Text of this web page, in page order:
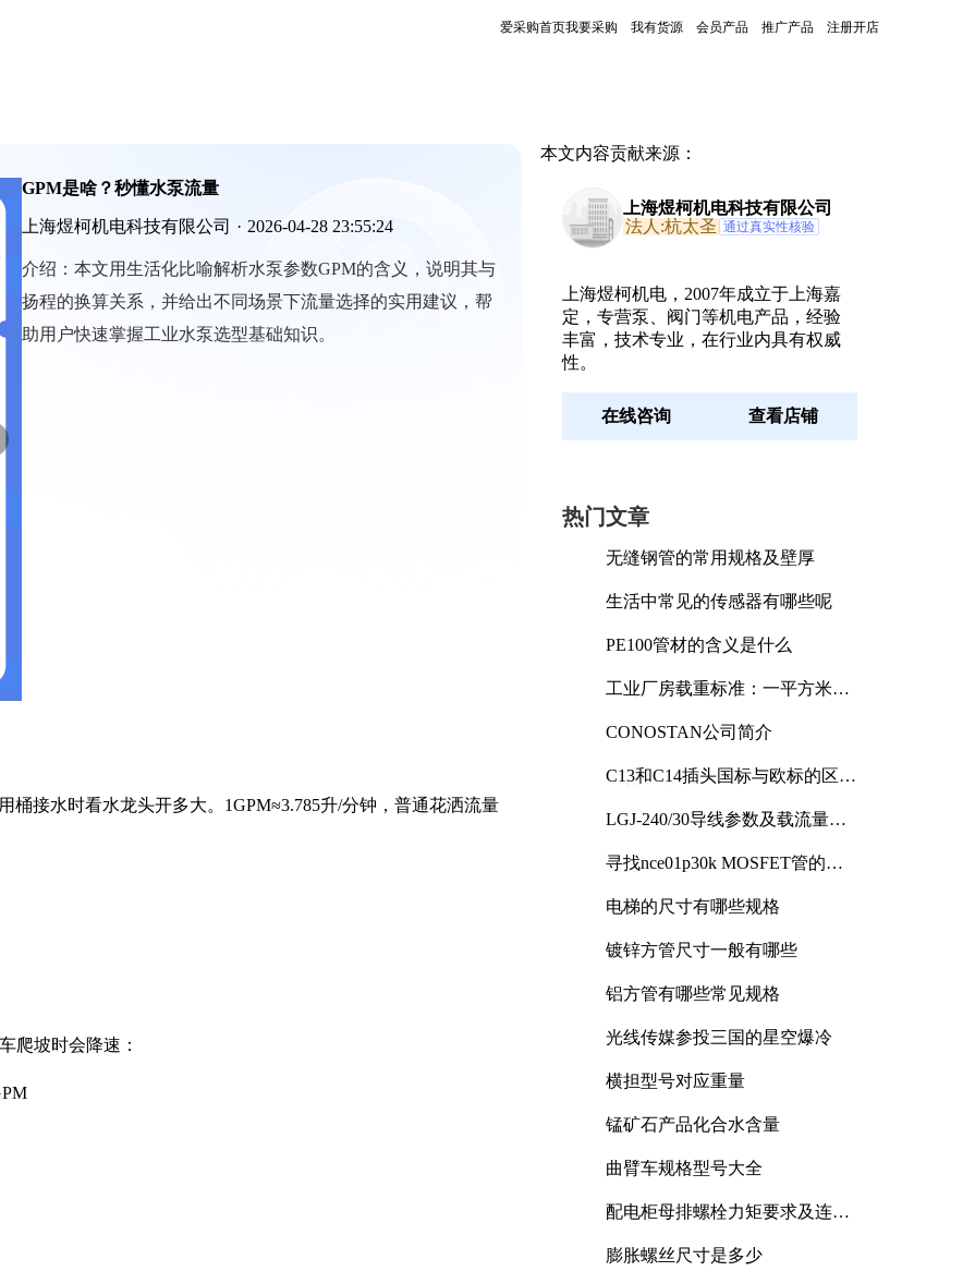
爱采购首页我要采购 我有货源 会员产品 推广产品 注册开店
GPM是啥？秒懂水泵流量
上海煜柯机电科技有限公司 · 2026-04-28 23:55:24
介绍： 本文用生活化比喻解析水泵参数GPM的含义，说明其与
扬程的换算关系，并给出不同场景下流量选择的实用建议，帮
助用户快速掌握工业水泵选型基础知识。
桶接水时看水龙头开多大。1GPM≈3.785升/分钟，普通花洒流量
爬坡时会降速：
本文内容贡献来源：
上海煜柯机电科技有限公司
法人:杭太圣 通过真实性核验
上海煜柯机电，2007年成立于上海嘉
定，专营泵、阀门等机电产品，经验
丰富，技术专业，在行业内具有权威
性。
在线咨询 查看店铺
热门文章
无缝钢管的常用规格及壁厚
生活中常见的传感器有哪些呢
PE100管材的含义是什么
工业厂房载重标准：一平方米能
CONOSTAN公司简介
C13和C14插头国标与欧标的区别
LGJ-240/30导线参数及载流量解
寻找nce01p30k MOSFET管的合
电梯的尺寸有哪些规格
镀锌方管尺寸一般有哪些
铝方管有哪些常见规格
光线传媒参投三国的星空爆冷
横担型号对应重量
锰矿石产品化合水含量
曲臂车规格型号大全
配电柜母排螺栓力矩要求及连接
膨胀螺丝尺寸是多少